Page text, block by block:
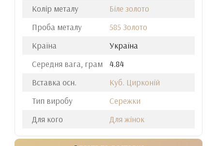
Колір металу
Біле золото
Проба металу
585 Золото
Країна
Україна
Середня вага, грам
4.84
Вставка осн.
Куб. Цирконій
Тип виробу
Сережки
Для кого
Для жінок